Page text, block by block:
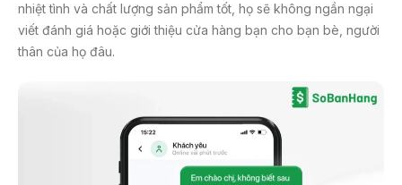
nhiệt tình và chất lượng sản phẩm tốt, họ sẽ không ngần ngại
viết đánh giá hoặc giới thiệu cửa hàng bạn cho bạn bè, người
thân của họ đâu.